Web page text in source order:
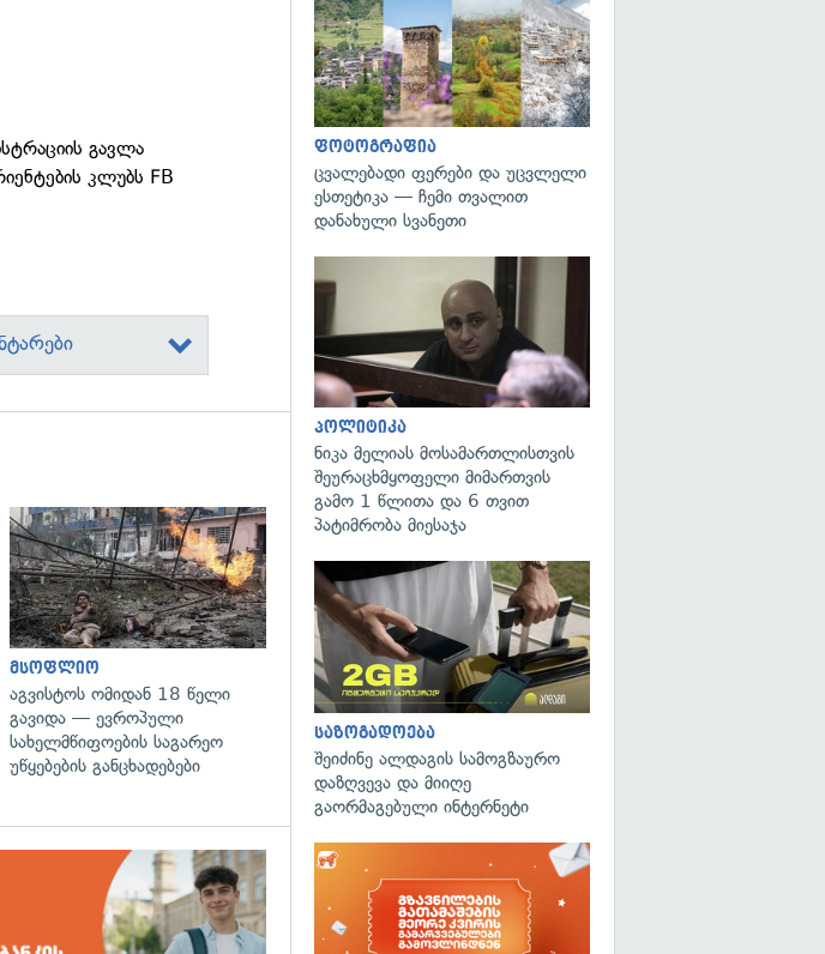
გავლა
კლუბს FB
გადახედვა გადახედვა
მსოფლიო
აგვისტოს ომიდან 18 წელი
გავიდა — ევროპული
სახელმწიფოების საგარეო
უწყებების განცხადებები
ფოტოგრაფია
ცვალებადი ფერები და უცვლელი
ესთეტიკა — ჩემი თვალით
დანახული სვანეთი
პოლიტიკა
ნიკა მელიას მოსამართლისთვის
შეურაცხმყოფელი მიმართვის
გამო 1 წლითა და 6 თვით
პატიმრობა მიესაჯა
საზოგადოება
შეიძინე ალდაგის სამოგზაურო
დაზღვევა და მიიღე
გაორმაგებული ინტერნეტი